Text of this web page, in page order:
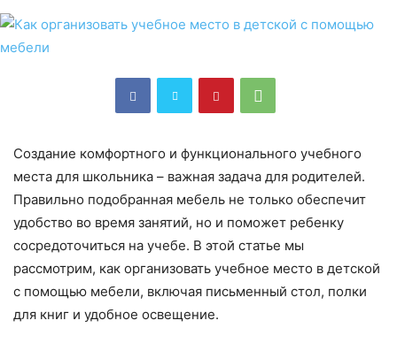
Создание комфортного и функционального учебного
места для школьника – важная задача для родителей.
Правильно подобранная мебель не только обеспечит
удобство во время занятий, но и поможет ребенку
сосредоточиться на учебе. В этой статье мы
рассмотрим, как организовать учебное место в детской
с помощью мебели, включая письменный стол, полки
для книг и удобное освещение.